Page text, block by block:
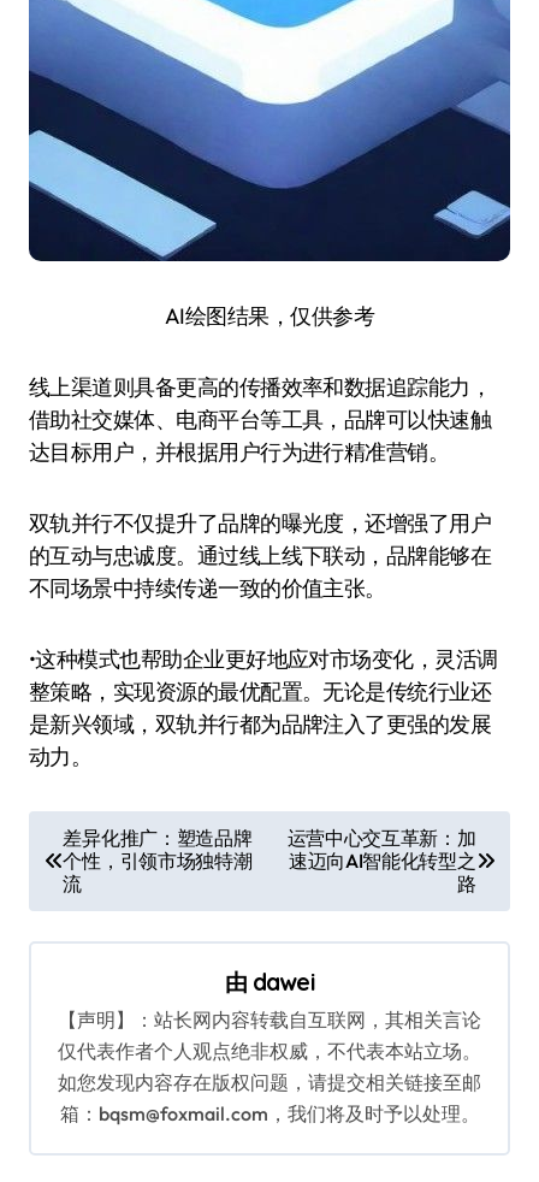
AI绘图结果，仅供参考
线上渠道则具备更高的传播效率和数据追踪能力，
借助社交媒体、电商平台等工具，品牌可以快速触
达目标用户，并根据用户行为进行精准营销。
双轨并行不仅提升了品牌的曝光度，还增强了用户
的互动与忠诚度。通过线上线下联动，品牌能够在
不同场景中持续传递一致的价值主张。
•这种模式也帮助企业更好地应对市场变化，灵活调
整策略，实现资源的最优配置。无论是传统行业还
是新兴领域，双轨并行都为品牌注入了更强的发展
动力。
章
导
航
差异化推广：塑造品牌
个性，引领市场独特潮
流
运营中心交互革新：加
速迈向AI智能化转型之
路
由 dawei
【声明】：站长网内容转载自互联网，其相关言论
仅代表作者个人观点绝非权威，不代表本站立场。
如您发现内容存在版权问题，请提交相关链接至邮
箱：bqsm@foxmail.com，我们将及时予以处理。